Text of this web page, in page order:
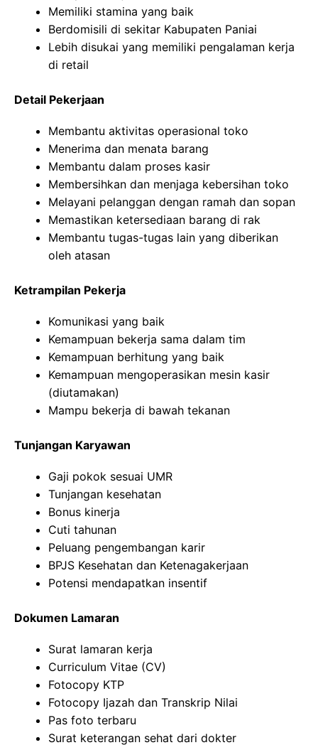
Memiliki stamina yang baik
Berdomisili di sekitar Kabupaten Paniai
Lebih disukai yang memiliki pengalaman kerja
di retail
Detail Pekerjaan
Membantu aktivitas operasional toko
Menerima dan menata barang
Membantu dalam proses kasir
Membersihkan dan menjaga kebersihan toko
Melayani pelanggan dengan ramah dan sopan
Memastikan ketersediaan barang di rak
Membantu tugas-tugas lain yang diberikan
oleh atasan
Ketrampilan Pekerja
Komunikasi yang baik
Kemampuan bekerja sama dalam tim
Kemampuan berhitung yang baik
Kemampuan mengoperasikan mesin kasir
(diutamakan)
Mampu bekerja di bawah tekanan
Tunjangan Karyawan
Gaji pokok sesuai UMR
Tunjangan kesehatan
Bonus kinerja
Cuti tahunan
Peluang pengembangan karir
BPJS Kesehatan dan Ketenagakerjaan
Potensi mendapatkan insentif
Dokumen Lamaran
Surat lamaran kerja
Curriculum Vitae (CV)
Fotocopy KTP
Fotocopy Ijazah dan Transkrip Nilai
Pas foto terbaru
Surat keterangan sehat dari dokter